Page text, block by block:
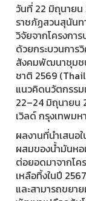
วันที่ 22 มิถุนาย
ราชภัฏสวนสุนันท
วิจัยจากโครงกา
ด้วยกระบวนการ
สังคมพัฒนาชุมช
ชาติ 2569
แนวคิดนวัตกรรม
22–24 มิถุนายน
เวิลด์ กรุงเทพมห
ผลงานที่นำเสนอ
ผสมของน้ำมันหอ
ต่อยอดมาจากโ
เหลือทิ้งในปี
และสามารถขยา